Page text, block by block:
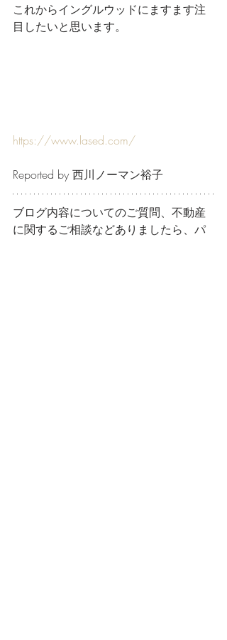
これからイングルウッドにますます注
目したいと思います。
https://www.lased.com/
Reported by 西川ノーマン裕子
ブログ内容についてのご質問、不動産
に関するご相談などありましたら、パ